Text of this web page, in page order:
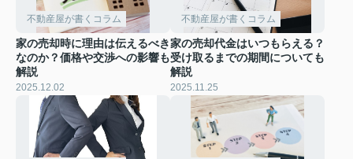
不動産屋が書くコラム
家の売却時に理由は伝えるべき
なのか？価格や交渉への影響も
解説
2025.12.02
不動産屋が書くコラム
家の売却代金はいつもらえる？
受け取るまでの期間についても
解説
2025.11.25